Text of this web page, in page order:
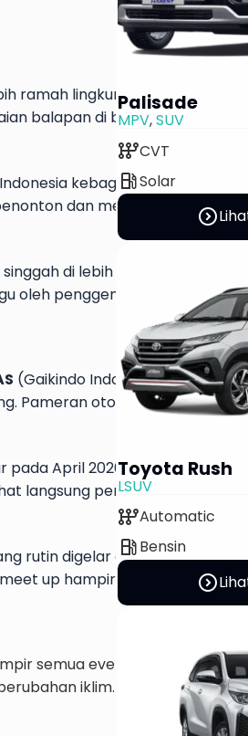
ramah lingkungan. Grand Prix
balapan di berbagai negara
kebagian slot di Sirkuit
dan menjadi ajang
di lebih banyak negara
oleh penggemar reli dunia.
(Gaikindo Indonesia
Pameran otomotif terbesar di
April 2026 di JIExpo
langsung perkembangan
rutin digelar di berbagai kota.
up hampir setiap weekend.
semua event otomotif besar
iklim. Pabrikan
Palisade
MPV,SUV
auto_transmissionCVT
local_gas_stationSolar
expand_circle_right
Toyota Rush
LSUV
auto_transmissionAutomatic
local_gas_stationBensin
expand_circle_right